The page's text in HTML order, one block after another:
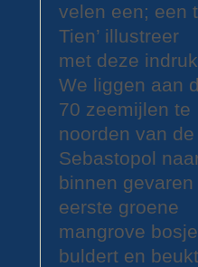
velen een; een
Tien’ illustreer
met deze
We liggen aan
70 zeemijlen te
noorden van
Sebastopol
binnen
eerste groene
mangrove
buldert en beukt